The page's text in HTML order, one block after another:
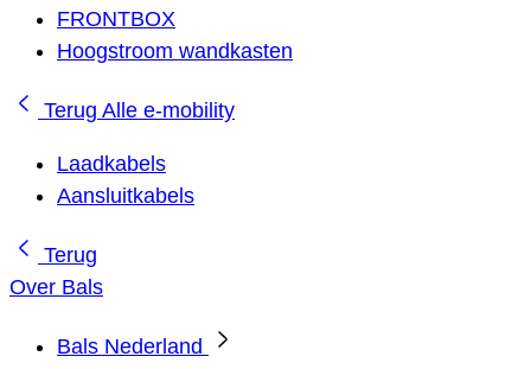
FRONTBOX
Hoogstroom wandkasten
Terug Alle e-mobility
Laadkabels
Aansluitkabels
Terug
Over Bals
Bals Nederland